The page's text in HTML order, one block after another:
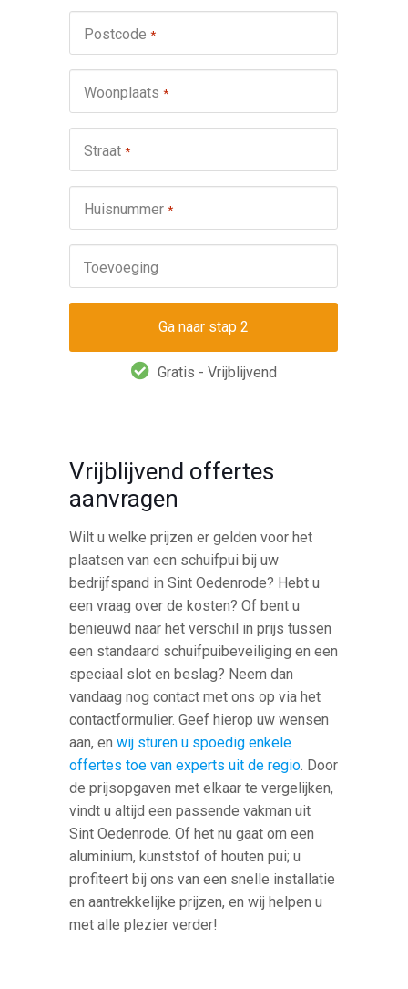
Postcode *
Woonplaats *
Straat *
Huisnummer *
Toevoeging
Gratis - Vrijblijvend
Vrijblijvend offertes
aanvragen
Wilt u welke prijzen er gelden voor het
plaatsen van een schuifpui bij uw
bedrijfspand in Sint Oedenrode? Hebt u
een vraag over de kosten? Of bent u
benieuwd naar het verschil in prijs tussen
een standaard schuifpuibeveiliging en een
speciaal slot en beslag? Neem dan
vandaag nog contact met ons op via het
contactformulier. Geef hierop uw wensen
aan, enwij sturen u spoedig enkele
offertes toe van experts uit de regio. Door
de prijsopgaven met elkaar te vergelijken,
vindt u altijd een passende vakman uit
Sint Oedenrode. Of het nu gaat om een
aluminium, kunststof of houten pui; u
profiteert bij ons van een snelle installatie
en aantrekkelijke prijzen, en wij helpen u
met alle plezier verder!